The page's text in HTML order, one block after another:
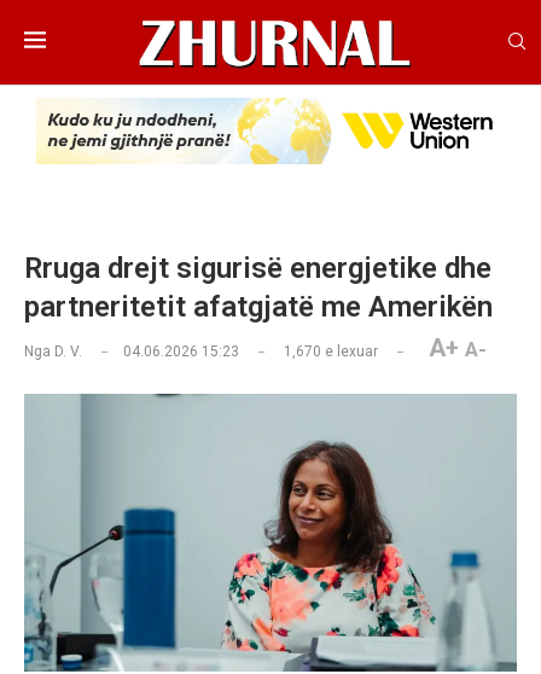
Rruga drejt sigurisë energjetike dhe
partneritetit afatgjatë me Amerikën
Nga D. V. 04.06.2026 15:23 1,670 e lexuar A+ A-